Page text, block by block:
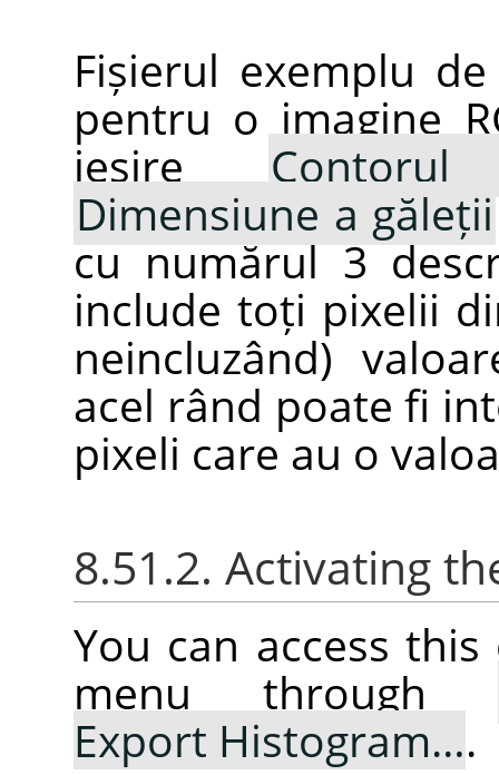
Fișierul exemplu
pentru o imagine
ieșire
Dimensiune a găleții
cu numărul 3
include toți pixelii
neincluzând)
acel rând poate fi
pixeli care au o
8.51.2. Activating
You can access
menu through
Export Histogram….